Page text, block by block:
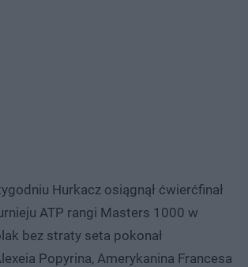
Hurkacz osiągnął ćwierćfinał
ATP rangi Masters 1000 w
bez straty seta pokonał
Popyrina, Amerykanina Francesa